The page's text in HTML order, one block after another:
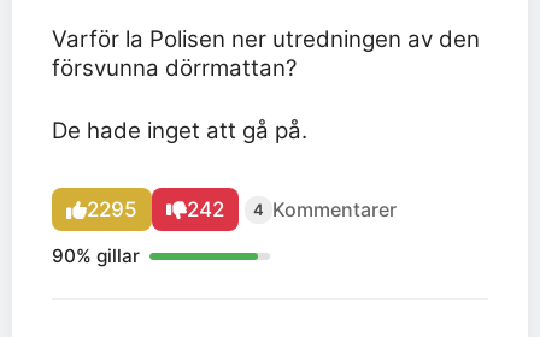
Varför la Polisen ner utredningen av den
försvunna dörrmattan?
De hade inget att gå på.
2295 242 4 Kommentarer
90% gillar